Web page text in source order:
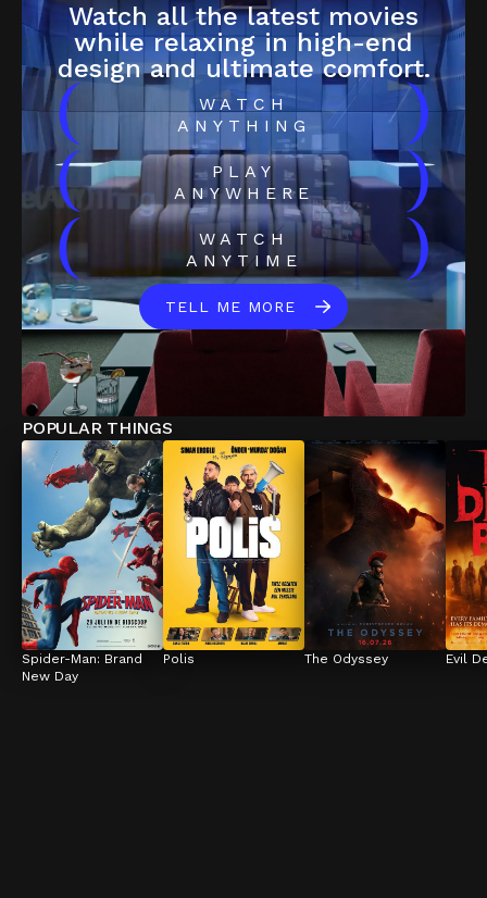
Watch all the latest movies
while relaxing in high-end
design and ultimate comfort.
(
WATCH
ANYTHING
)
(
PLAY
ANYWHERE
)
(
WATCH
ANYTIME
)
TELL ME MORE
POPULAR THINGS
Spider-Man: Brand
New Day
Polis The Odyssey Evil